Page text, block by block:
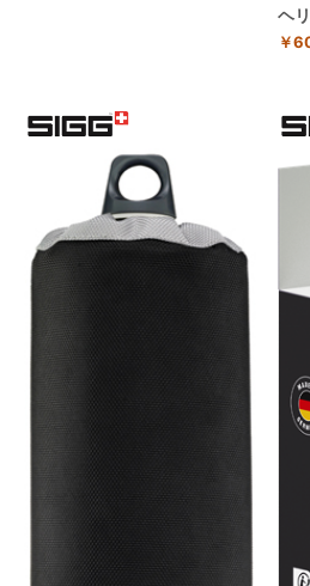
ヘ
￥